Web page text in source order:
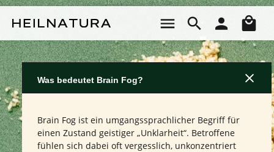
Was bedeutet Brain Fog?
Brain Fog ist ein umgangssprachlicher Begriff für
einen Zustand geistiger „Unklarheit“. Betroffene
fühlen sich dabei oft vergesslich, unkonzentriert